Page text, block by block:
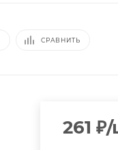
СРАВНИТЬ
261 ₽/